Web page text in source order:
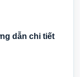
dẫn chi tiết